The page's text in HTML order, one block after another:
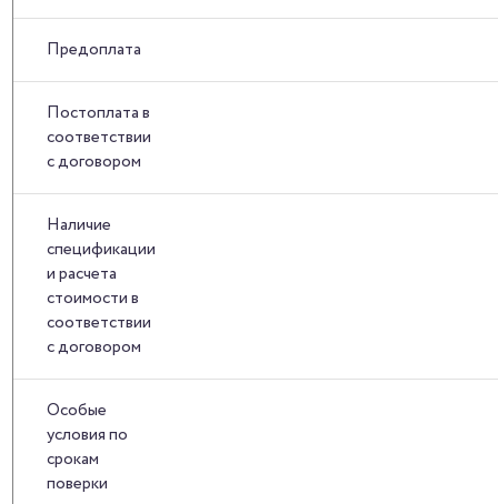
Предоплата
Постоплата в
соответствии
с договором
Наличие
спецификации
и расчета
стоимости в
соответствии
с договором
Особые
условия по
срокам
поверки